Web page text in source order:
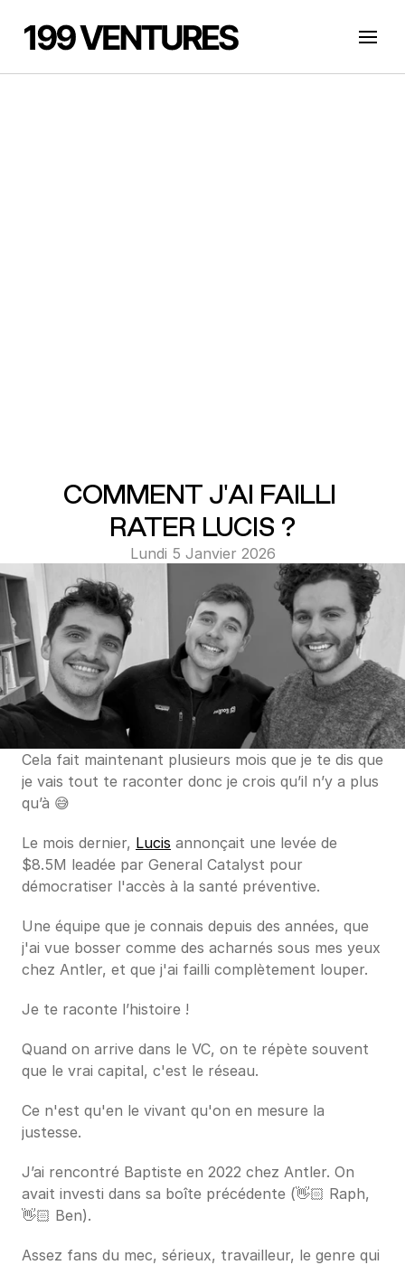
COMMENT J'AI FAILLI
RATER LUCIS ?
Lundi 5 Janvier 2026
Cela fait maintenant plusieurs mois que je te dis que
je vais tout te raconter donc je crois qu’il n’y a plus
qu’à 😅
Le mois dernier, Lucis annonçait une levée de
$8.5M leadée par General Catalyst pour
démocratiser l'accès à la santé préventive.
Une équipe que je connais depuis des années, que
j'ai vue bosser comme des acharnés sous mes yeux
chez Antler, et que j'ai failli complètement louper.
Je te raconte l’histoire !
Quand on arrive dans le VC, on te répète souvent
que le vrai capital, c'est le réseau.
Ce n'est qu'en le vivant qu'on en mesure la
justesse.
J’ai rencontré Baptiste en 2022 chez Antler. On
avait investi dans sa boîte précédente (👋🏻 Raph,
👋🏻 Ben).
Assez fans du mec, sérieux, travailleur, le genre qui